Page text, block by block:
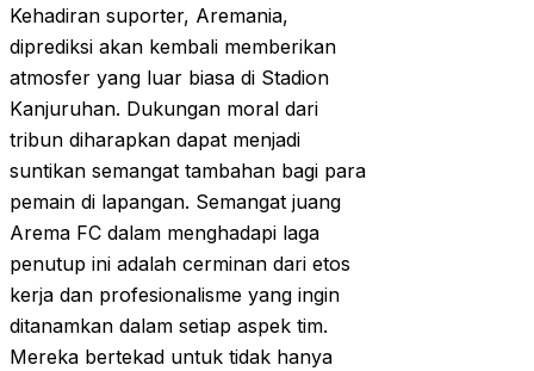
Kehadiran suporter, Aremania,
diprediksi akan kembali memberikan
atmosfer yang luar biasa di Stadion
Kanjuruhan. Dukungan moral dari
tribun diharapkan dapat menjadi
suntikan semangat tambahan bagi para
pemain di lapangan. Semangat juang
Arema FC dalam menghadapi laga
penutup ini adalah cerminan dari etos
kerja dan profesionalisme yang ingin
ditanamkan dalam setiap aspek tim.
Mereka bertekad untuk tidak hanya